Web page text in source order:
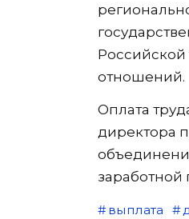
отношений.
Оплата
директора
заработной
выплата